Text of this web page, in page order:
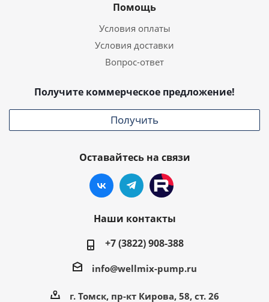
Помощь
Условия оплаты
Условия доставки
Вопрос-ответ
Получите коммерческое предложение!
Получить
Оставайтесь на связи
Наши контакты
+7 (3822) 908-388
info@wellmix-pump.ru
г. Томск, пр-кт Кирова, 58, ст. 26